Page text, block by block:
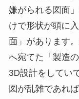
嫌がられる図面
けで形状が頭に
面」があります
へ宛てた「製造
3D設計をしてい
図が乱雑であれ